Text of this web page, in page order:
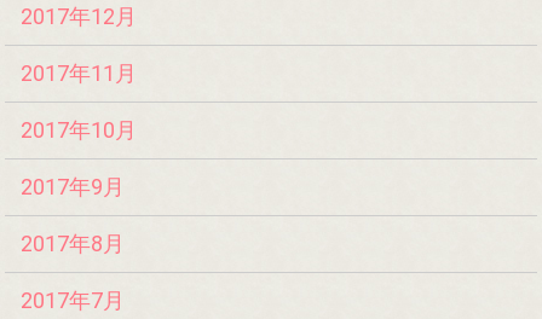
2017年12月
2017年11月
2017年10月
2017年9月
2017年8月
2017年7月